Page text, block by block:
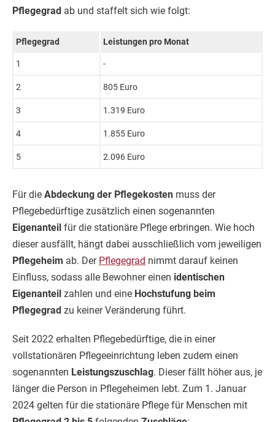
Pflegegrad ab und staffelt sich wie folgt:
Pflegegrad Leistungen pro Monat
1 -
2 805 Euro
3 1.319 Euro
4 1.855 Euro
5 2.096 Euro
Für die Abdeckung der Pflegekosten muss der
Pflegebedürftige zusätzlich einen sogenannten
Eigenanteil für die stationäre Pflege erbringen. Wie hoch
dieser ausfällt, hängt dabei ausschließlich vom jeweiligen
Pflegeheim ab. Der Pflegegrad nimmt darauf keinen
Einfluss, sodass alle Bewohner einen identischen
Eigenanteil zahlen und eine Hochstufung beim
Pflegegrad zu keiner Veränderung führt.
Seit 2022 erhalten Pflegebedürftige, die in einer
vollstationären Pflegeeinrichtung leben zudem einen
sogenannten Leistungszuschlag. Dieser fällt höher aus, je
länger die Person in Pflegeheimen lebt. Zum 1. Januar
2024 gelten für die stationäre Pflege für Menschen mit